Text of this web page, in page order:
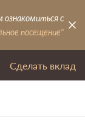
ознакомиться с
посещение"
Сделать вклад